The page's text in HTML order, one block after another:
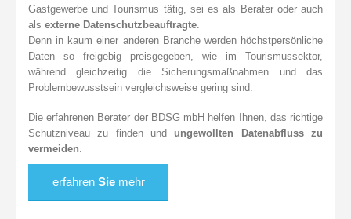
Gastgewerbe und Tourismus tätig, sei es als Berater oder auch
als externe Datenschutzbeauftragte
Denn in kaum einer anderen Branche werden höchstpersönliche
Daten so freigebig preisgegeben, wie im Tourismussektor,
während gleichzeitig die Sicherungsmaßnahmen und das
Problembewusstsein vergleichsweise gering sind.
Die erfahrenen Berater der BDSG mbH helfen Ihnen, das richtige
Schutzniveau zu finden undungewollten Datenabfluss zu
vermeiden.
erfahren Siemehr